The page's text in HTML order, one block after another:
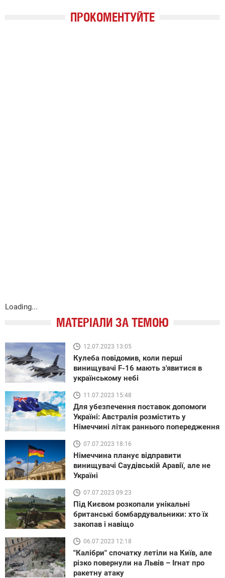
ПРОКОМЕНТУЙТЕ
Loading...
МАТЕРІАЛИ ЗА ТЕМОЮ
12.07.2023 13:05
Кулеба повідомив, коли перші
винищувачі F-16 мають з'явитися в
українському небі
11.07.2023 15:48
Для убезпечення поставок допомоги
Україні: Австралія розмістить у
Німеччині літак раннього попередження
07.07.2023 18:16
Німеччина планує відправити
винищувачі Саудівській Аравії, але не
Україні
07.07.2023 09:23
Під Києвом розкопали унікальні
британські бомбардувальники: хто їх
закопав і навіщо
06.07.2023 12:18
"Калібри" спочатку летіли на Київ, але
різко повернули на Львів – Ігнат про
ракетну атаку